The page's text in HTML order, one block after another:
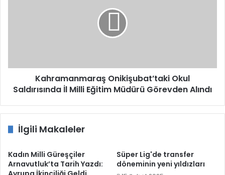
Görevden
Kahramanmaraş Onikişubat’taki Okul
Saldırısında İl Milli Eğitim Müdürü Görevden Alındı
İlgili Makaleler
Kadın Milli Güreşçiler
Arnavutluk’ta Tarih Yazdı:
Süper Lig'de transfer
döneminin yeni yıldızları